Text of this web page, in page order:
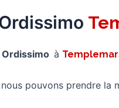
Ordissimo à
pouvons prendre